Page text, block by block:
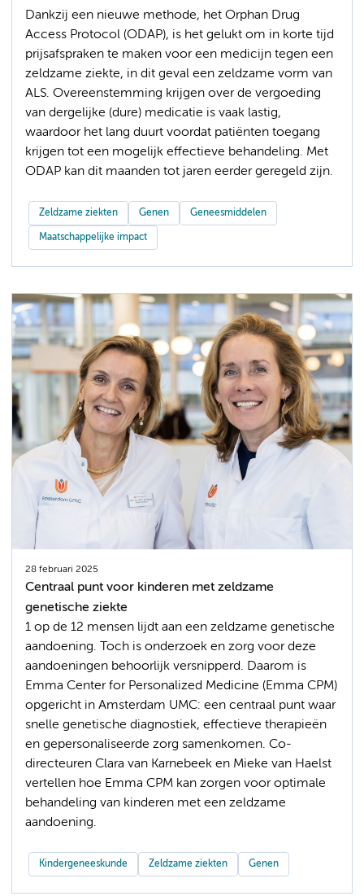
Dankzij een nieuwe methode, het Orphan Drug
Access Protocol (ODAP), is het gelukt om in korte tijd
prijsafspraken te maken voor een medicijn tegen een
zeldzame ziekte, in dit geval een zeldzame vorm van
ALS. Overeenstemming krijgen over de vergoeding
van dergelijke (dure) medicatie is vaak lastig,
waardoor het lang duurt voordat patiënten toegang
krijgen tot een mogelijk effectieve behandeling. Met
ODAP kan dit maanden tot jaren eerder geregeld zijn.
Zeldzame ziekten Genen Geneesmiddelen
Maatschappelijke impact
28 februari 2025
Centraal punt voor kinderen met zeldzame
genetische ziekte
1 op de 12 mensen lijdt aan een zeldzame genetische
aandoening. Toch is onderzoek en zorg voor deze
aandoeningen behoorlijk versnipperd. Daarom is
Emma Center for Personalized Medicine (Emma CPM)
opgericht in Amsterdam UMC: een centraal punt waar
snelle genetische diagnostiek, effectieve therapieën
en gepersonaliseerde zorg samenkomen. Co-
directeuren Clara van Karnebeek en Mieke van Haelst
vertellen hoe Emma CPM kan zorgen voor optimale
behandeling van kinderen met een zeldzame
aandoening.
Kindergeneeskunde Zeldzame ziekten Genen